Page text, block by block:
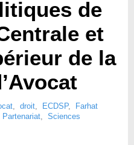
de
et
de la
, droit, ECDSP,
Farhat
Partenariat, Sciences